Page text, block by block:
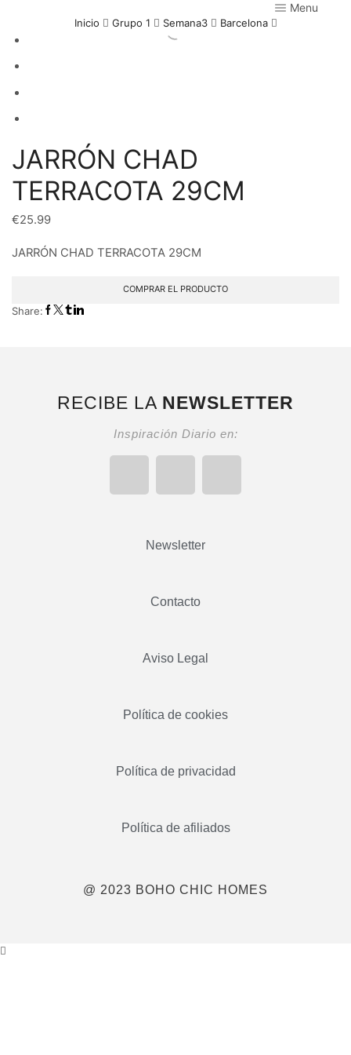
Menu
Inicio Grupo 1 Semana3 Barcelona
JARRÓN CHAD
TERRACOTA 29CM
€25.99
JARRÓN CHAD TERRACOTA 29CM
COMPRAR EL PRODUCTO
Share:
RECIBE LA NEWSLETTER
Inspiración Diario en:
Newsletter
Contacto
Aviso Legal
Política de cookies
Política de privacidad
Política de afiliados
@ 2023 BOHO CHIC HOMES